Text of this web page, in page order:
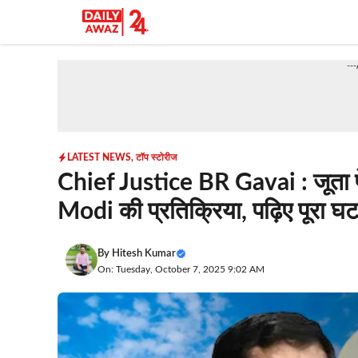
content
---
LATEST NEWS,टॉप स्टोरीज
Chief Justice BR Gavai : जूता
Modi की प्रतिक्रिया, पढ़िए पूरा
By Hitesh Kumar
On: Tuesday, October 7, 2025 9:02 AM